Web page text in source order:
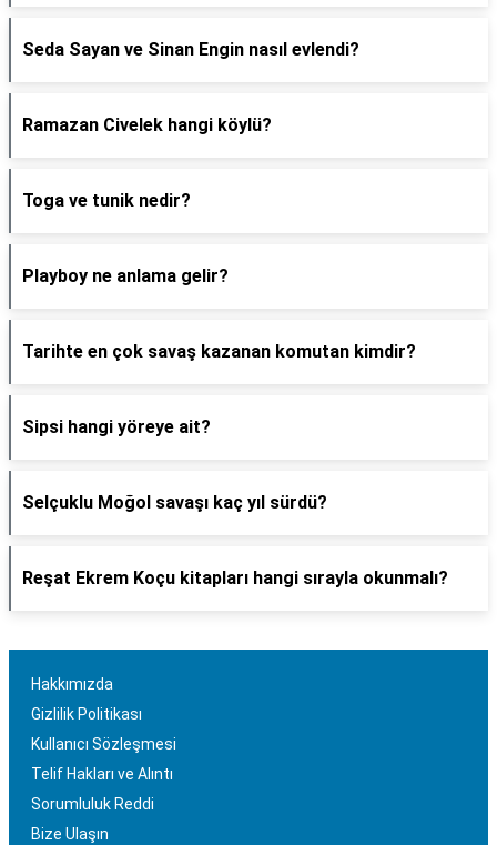
Seda Sayan ve Sinan Engin nasıl evlendi?
Ramazan Civelek hangi köylü?
Toga ve tunik nedir?
Playboy ne anlama gelir?
Tarihte en çok savaş kazanan komutan kimdir?
Sipsi hangi yöreye ait?
Selçuklu Moğol savaşı kaç yıl sürdü?
Reşat Ekrem Koçu kitapları hangi sırayla okunmalı?
Hakkımızda
Gizlilik Politikası
Kullanıcı Sözleşmesi
Telif Hakları ve Alıntı
Sorumluluk Reddi
Bize Ulaşın